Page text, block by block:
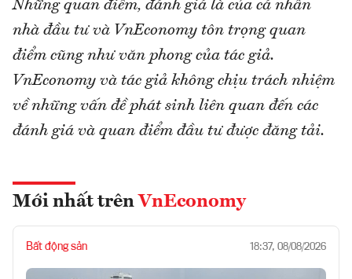
Những quan điểm, đánh giá là của cá nhân
nhà đầu tư và VnEconomy tôn trọng quan
điểm cũng như văn phong của tác giả.
VnEconomy và tác giả không chịu trách nhiệm
về những vấn đề phát sinh liên quan đến các
đánh giá và quan điểm đầu tư được đăng tải.
Mới nhất trên VnEconomy
Bất động sản 18:37, 08/08/2026